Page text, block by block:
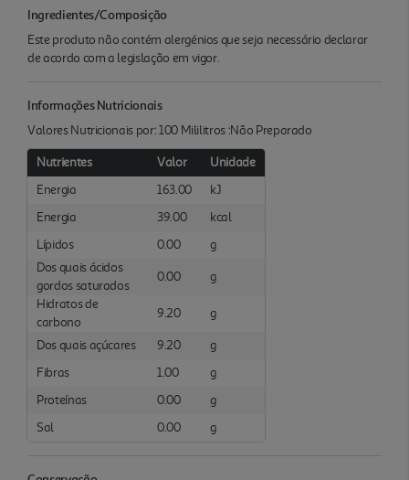
Ingredientes/Composição
Este produto não contém alergénios que seja necessário declarar
de acordo com a legislação em vigor.
Informações Nutricionais
Valores Nutricionais por: 100 Mililitros :Não Preparado
Nutrientes Valor
Unidade
Energia
163.00
kJ
Energia
39.00
kcal
Lípidos
0.00
g
Dos quais ácidos
gordos saturados
0.00
g
Hidratos de
carbono
9.20 g
Dos quais açúcares 9.20
g
Fibras
1.00
g
Proteínas
0.00
g
Sal
0.00 g